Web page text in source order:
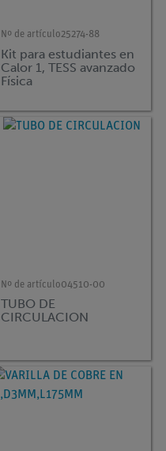
Nº de artículo25274-88
Kit para estudiantes en
Calor 1, TESS avanzado
Física
Nº de artículo04510-00
TUBO DE
CIRCULACION